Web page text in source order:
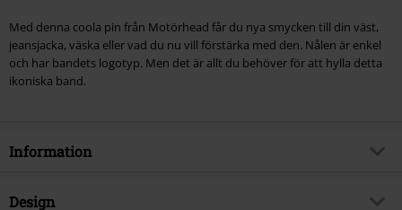
Med denna coola pin från Motörhead får du nya smycken till din väst,
jeansjacka, väska eller vad du nu vill förstärka med den. Nålen är enkel
och har bandets logotyp. Men det är allt du behöver för att hylla detta
ikoniska band.
Information
Artikelnummer
Design